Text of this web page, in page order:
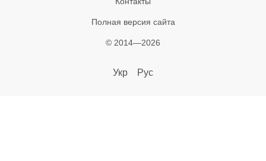
Полная версия сайта
© 2014—2026
Укр Рус